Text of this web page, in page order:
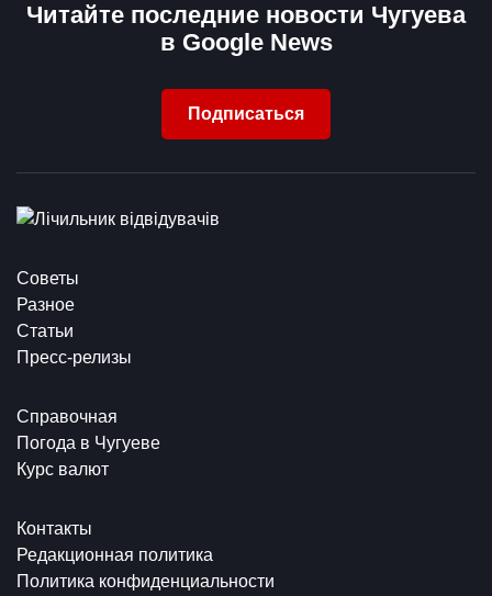
Читайте последние новости Чугуева
в Google News
Подписаться
Советы
Разное
Статьи
Пресс-релизы
Справочная
Погода в Чугуеве
Курс валют
Контакты
Редакционная политика
Политика конфиденциальности